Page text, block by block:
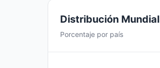
Distribución Mundial
Porcentaje por país